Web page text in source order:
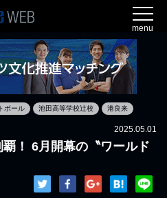
menu
ボール 池田高等学校辻校 港良来
2025.05.01
！ 6月開幕の〝ワールド